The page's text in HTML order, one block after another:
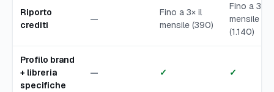
Riporto
crediti
—
Fino a 3× il
mensile (390)
Fino a 3× il
mensile
(1.140)
Profilo brand
+ libreria
specifiche
— ✓ ✓